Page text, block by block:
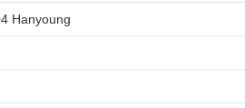
Hanyoung